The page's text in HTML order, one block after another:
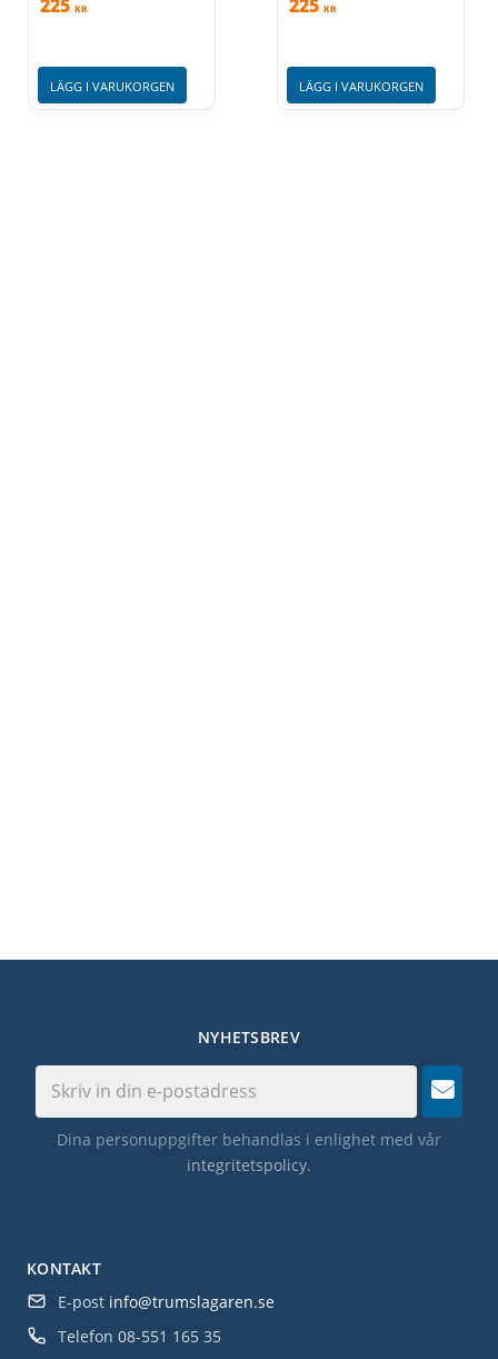
225 KR
LÄGG I VARUKORGEN
225 KR
LÄGG I VARUKORGEN
KONTAKT
E-post info@trumslagaren.se
Telefon 08-551 165 35
NYHETSBREV
Dina personuppgifter behandlas i enlighet med vår
integritetspolicy.